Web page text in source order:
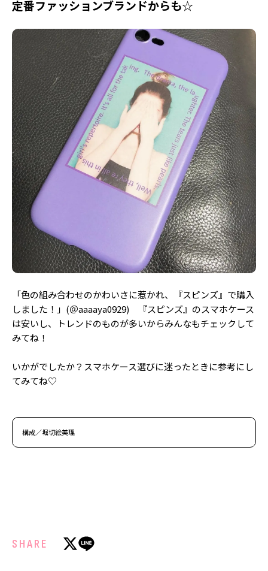
定番ファッションブランドからも☆
「色の組み合わせのかわいさに惹かれ、『スピンズ』で購入
しました！」(＠aaaaya0929) 『スピンズ』のスマホケース
は安いし、トレンドのものが多いからみんなもチェックして
みてね！
いかがでしたか？スマホケース選びに迷ったときに参考にし
てみてね♡
構成／堀切絵美理
SHARE